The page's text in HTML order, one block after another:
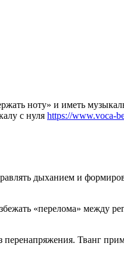
ноту» и иметь
с нуля https://www.voca-
дыханием и
«перелома» между
перенапряжения. Тванг